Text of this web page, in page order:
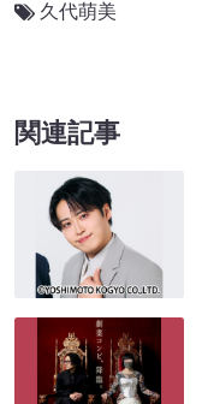
久代萌美
関連記事